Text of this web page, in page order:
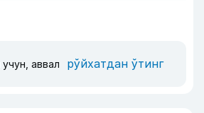
аввал рўйхатдан ўтинг